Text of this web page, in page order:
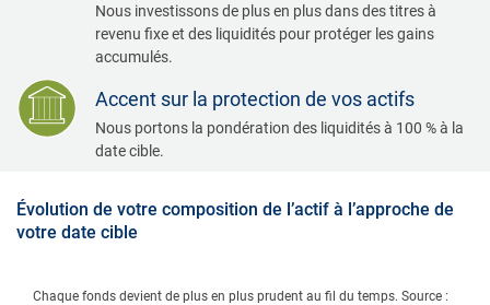
Nous investissons de plus en plus dans des titres à
revenu fixe et des liquidités pour protéger les gains
accumulés.
Accent sur la protection de vos actifs
Nous portons la pondération des liquidités à 100 % à la
date cible.
Évolution de votre composition de l’actif à l’approche de
votre date cible
Chaque fonds devient de plus en plus prudent au fil du temps. Source :